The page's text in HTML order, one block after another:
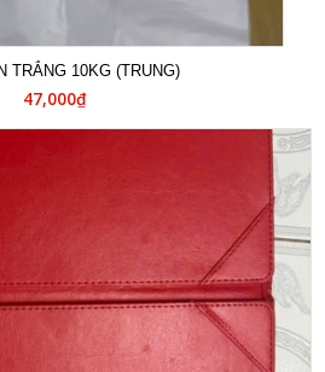
TRẮNG 10KG (TRUNG)
47,000₫